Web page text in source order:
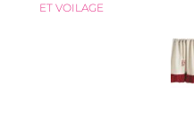
ET VOILAGE